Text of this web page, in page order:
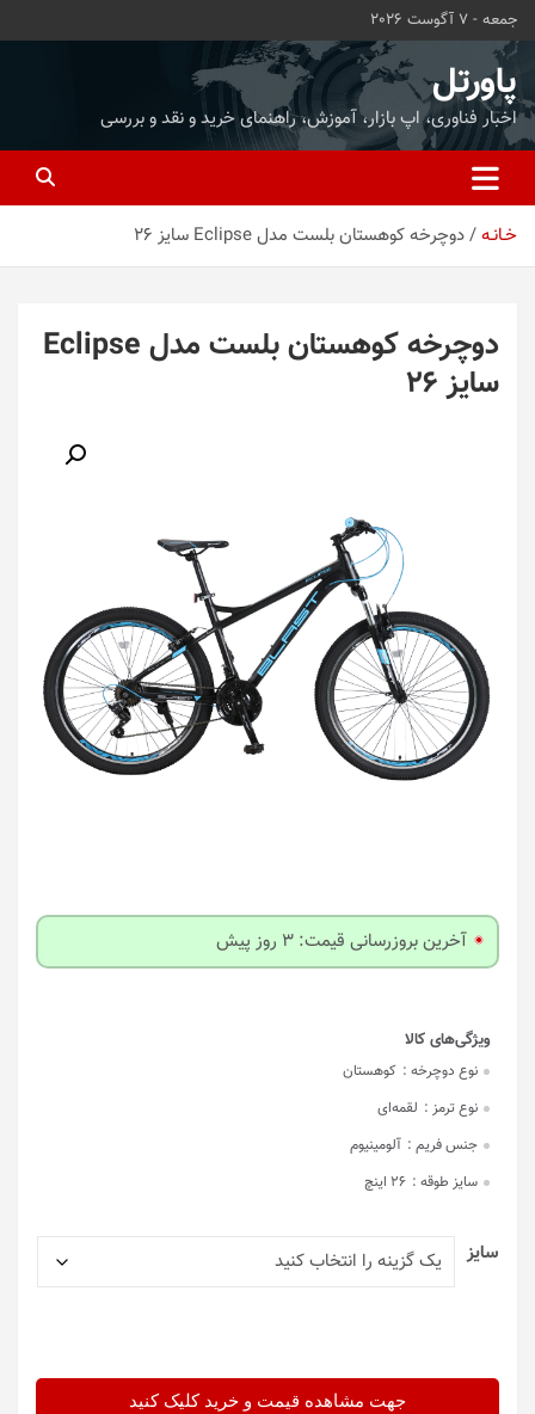
محتوا
بروید
جمعه - 7 آگوست 2026
پاورتل
اخبار فناوری، اپ بازار، آموزش، راهنمای خرید و نقد و بررسی
خـانـه دوچرخه کوهستان بلست مدل Eclipse سایز 26
دوچرخه کوهستان بلست مدل Eclipse
سایز 26
آخرین بروزرسانی قیمت: 3 روز پیش
نوع دوچرخه : کوهستان
نوع ترمز : لقمه‌ای
جنس فریم : آلومینیوم
سایز طوقه : 26 اینچ
سایز
جهت مشاهده قیمت و خرید کلیک کنید